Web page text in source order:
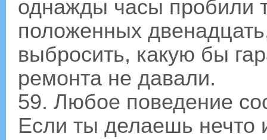
однажды часы пробили
положенных
выбросить, какую бы
ремонта не давали.
59. Любое поведение
Если ты делаешь нечто